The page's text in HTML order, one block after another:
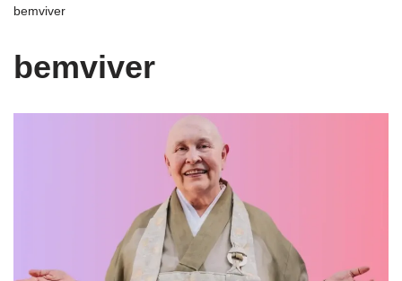
bemviver
bemviver